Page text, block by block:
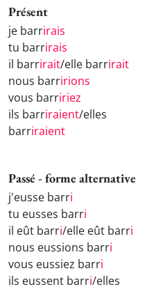
Présent
je barrirais
tu barrirais
il barrirait/elle barrirait
nous barririons
vous barririez
ils barriraient/elles
barriraient
Passé - forme alternative
j'eusse barri
tu eusses barri
il eût barri/elle eût barri
nous eussions barri
vous eussiez barri
ils eussent barri/elles